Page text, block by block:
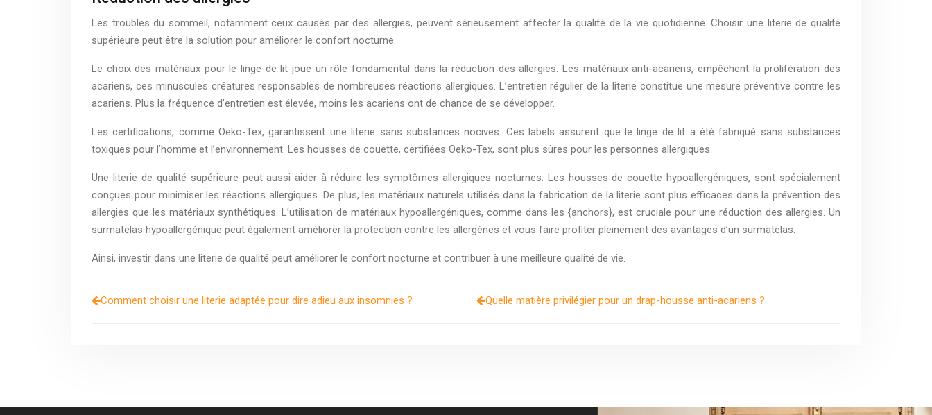
Les troubles du sommeil, notamment ceux causés par des allergies, peuvent sérieusement affecter la qualité de la vie quotidienne. Choisir une literie de qualité
supérieure peut être la solution pour améliorer le confort nocturne.
Le choix des matériaux pour le linge de lit joue un rôle fondamental dans la réduction des allergies. Les matériaux anti-acariens, empêchent la prolifération des
acariens, ces minuscules créatures responsables de nombreuses réactions allergiques. L’entretien régulier de la literie constitue une mesure préventive contre les
acariens. Plus la fréquence d’entretien est élevée, moins les acariens ont de chance de se développer.
Les certifications, comme Oeko-Tex, garantissent une literie sans substances nocives. Ces labels assurent que le linge de lit a été fabriqué sans substances
toxiques pour l’homme et l’environnement. Les housses de couette, certifiées Oeko-Tex, sont plus sûres pour les personnes allergiques.
Une literie de qualité supérieure peut aussi aider à réduire les symptômes allergiques nocturnes. Les housses de couette hypoallergéniques, sont spécialement
conçues pour minimiser les réactions allergiques. De plus, les matériaux naturels utilisés dans la fabrication de la literie sont plus efficaces dans la prévention des
allergies que les matériaux synthétiques. L’utilisation de matériaux hypoallergéniques, comme dans les {anchors}, est cruciale pour une réduction des allergies. Un
surmatelas hypoallergénique peut également améliorer la protection contre les allergènes et vous faire profiter pleinement des avantages d’un surmatelas.
Ainsi, investir dans une literie de qualité peut améliorer le confort nocturne et contribuer à une meilleure qualité de vie.
Comment choisir une literie adaptée pour dire adieu aux insomnies ? Quelle matière privilégier pour un drap-housse anti-acariens ?